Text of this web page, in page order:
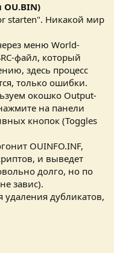
starten". Никакой мир
меню World-
файл, который
здесь процесс
только ошибки.
окошко Output-
на панели
кнопок (Toggles
OUINFO.INF,
и выведет
долго, но по
завис).
дубликатов,